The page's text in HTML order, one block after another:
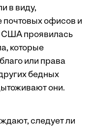
в виду,
почтовых офисов и
США проявилась
которые
или права
бедных
они.
следует ли